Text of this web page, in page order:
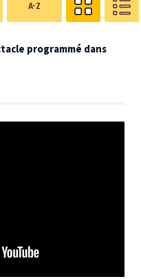
A-Z
programmé dans